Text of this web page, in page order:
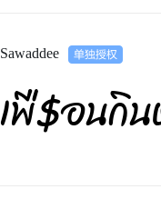
Sawaddee
เพื$อนกิ